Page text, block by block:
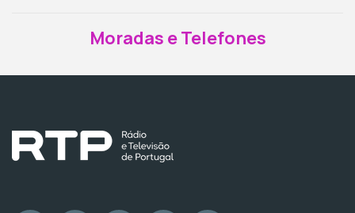
Moradas e Telefones